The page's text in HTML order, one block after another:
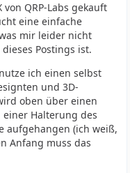
QRP-Labs gekauft
eine einfache
mir leider nicht
Postings ist.
ich einen selbst
und 3D-
oben über einen
einer Halterung des
aufgehangen (ich weiß,
Anfang muss das